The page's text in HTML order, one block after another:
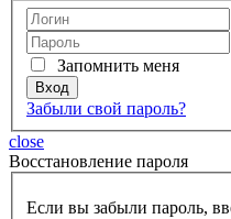
Запомнить меня
Забыли свой пароль?
close
Восcтановление пароля
Если вы забыли пароль,